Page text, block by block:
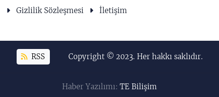
Gizlilik Sözleşmesi İletişim
RSS Copyright © 2023. Her hakkı saklıdır.
Haber Yazılımı: TE Bilişim